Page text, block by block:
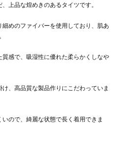
上品な煌めきのあるタイツです。
めのファイバーを使用しており、肌あ
感で、吸湿性に優れた柔らかくしなや
、高品質な製品作りにこだわっていま
ので、綺麗な状態で長く着用できま